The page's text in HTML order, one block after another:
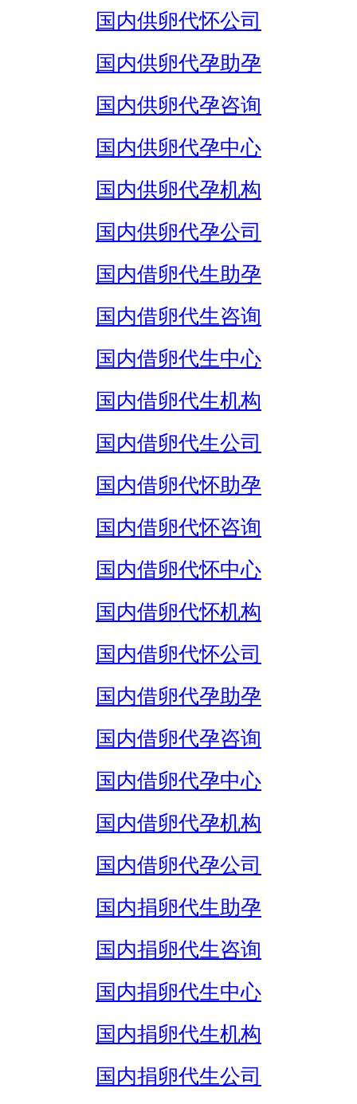
国内供卵代怀公司
国内供卵代孕助孕
国内供卵代孕咨询
国内供卵代孕中心
国内供卵代孕机构
国内供卵代孕公司
国内借卵代生助孕
国内借卵代生咨询
国内借卵代生中心
国内借卵代生机构
国内借卵代生公司
国内借卵代怀助孕
国内借卵代怀咨询
国内借卵代怀中心
国内借卵代怀机构
国内借卵代怀公司
国内借卵代孕助孕
国内借卵代孕咨询
国内借卵代孕中心
国内借卵代孕机构
国内借卵代孕公司
国内捐卵代生助孕
国内捐卵代生咨询
国内捐卵代生中心
国内捐卵代生机构
国内捐卵代生公司